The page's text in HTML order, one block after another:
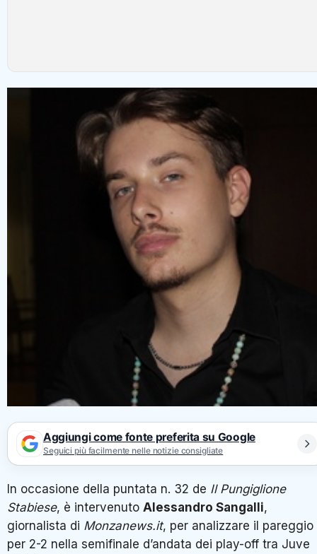
Aggiungi come fonte preferita su Google
Seguici più facilmente nelle notizie consigliate
In occasione della puntata n. 32 de Il Pungiglione
Stabiese, è intervenuto Alessandro Sangalli,
giornalista di Monzanews.it, per analizzare il pareggio
per 2-2 nella semifinale d’andata dei play-off tra Juve